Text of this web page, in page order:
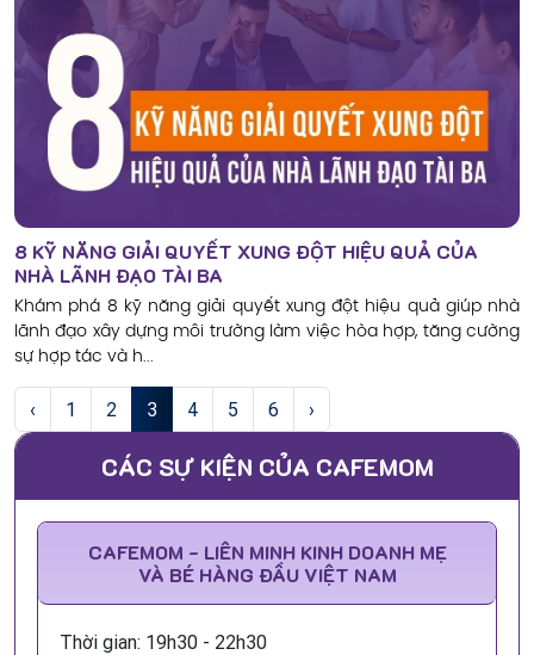
8 KỸ NĂNG GIẢI QUYẾT XUNG ĐỘT HIỆU QUẢ CỦA
NHÀ LÃNH ĐẠO TÀI BA
Khám phá 8 kỹ năng giải quyết xung đột hiệu quả giúp nhà
lãnh đạo xây dựng môi trường làm việc hòa hợp, tăng cường
sự hợp tác và h...
‹ 1 2 3 4 5 6 ›
CÁC SỰ KIỆN CỦA CAFEMOM
CAFEMOM - LIÊN MINH KINH DOANH MẸ
VÀ BÉ HÀNG ĐẦU VIỆT NAM
Thời gian: 19h30 - 22h30